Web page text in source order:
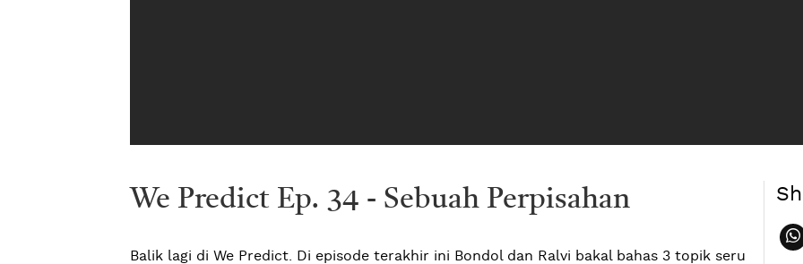
We Predict Ep. 34 - Sebuah Perpisahan
Balik lagi di We Predict. Di episode terakhir ini Bondol dan Ralvi bakal bahas 3 topik seru